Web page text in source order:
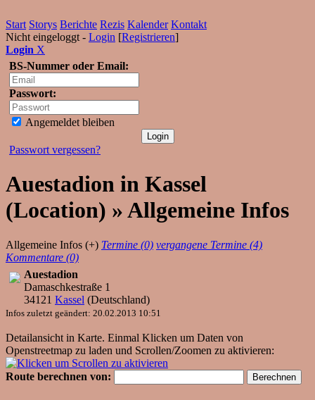
Start Storys Berichte Rezis Kalender Kontakt
Nicht eingeloggt - Login [Registrieren]
Login X
BS-Nummer oder Email:
Passwort:
Angemeldet bleiben
Passwort vergessen?
Auestadion in Kassel
(Location) » Allgemeine Infos
Allgemeine Infos (+) Termine (0) vergangene Termine (4)
Kommentare (0)
Auestadion
Damaschkestraße 1
34121 Kassel (Deutschland)
Infos zuletzt geändert: 20.02.2013 10:51
Detailansicht in Karte. Einmal Klicken um Daten von
Openstreetmap zu laden und Scrollen/Zoomen zu aktivieren:
Route berechnen von: